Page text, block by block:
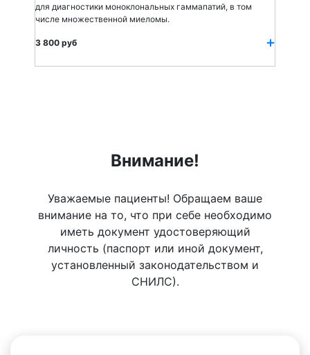
для диагностики моноклональных гаммапатий, в том
числе множественной миеломы.
3 800 руб
Внимание!
Уважаемые пациенты! Обращаем ваше
внимание на то, что при себе необходимо
иметь документ удостоверяющий
личность (паспорт или иной документ,
установленный законодательством и
СНИЛС).